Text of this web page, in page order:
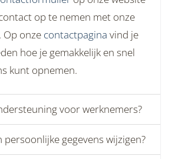
op te nemen met onze
Op onze contactpagina vind je
hoe je gemakkelijk en snel
kunt opnemen.
voor werknemers?
persoonlijke gegevens wijzigen?